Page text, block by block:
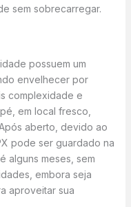
sem sobrecarregar.
possuem um
envelhecer por
complexidade e
em local fresco,
aberto, devido ao
pode ser guardado na
alguns meses, sem
embora seja
aproveitar sua